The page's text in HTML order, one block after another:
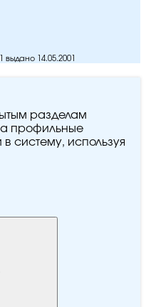
14.05.2001
разделам
профильные
систему, используя